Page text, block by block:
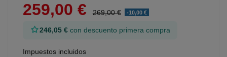
259,00 €
269,00 € -10,00 €
246,05 € con descuento primera compra
Impuestos incluidos